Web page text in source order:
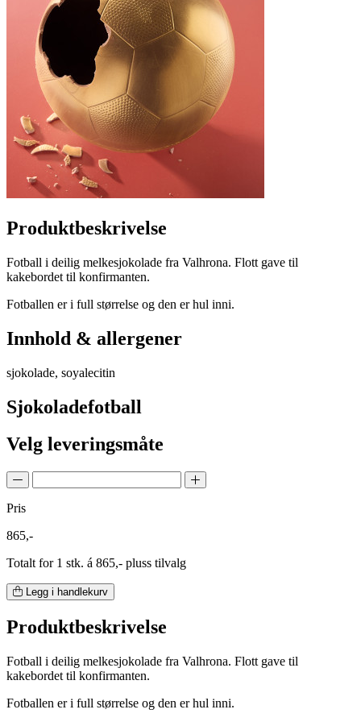
Produktbeskrivelse
Fotball i deilig melkesjokolade fra Valhrona. Flott gave til
kakebordet til konfirmanten.
Fotballen er i full størrelse og den er hul inni.
Innhold & allergener
sjokolade, soyalecitin
Sjokoladefotball
Velg leveringsmåte
Pris
865,-
Totalt for 1 stk. á 865,- pluss tilvalg
Legg i handlekurv
Produktbeskrivelse
Fotball i deilig melkesjokolade fra Valhrona. Flott gave til
kakebordet til konfirmanten.
Fotballen er i full størrelse og den er hul inni.